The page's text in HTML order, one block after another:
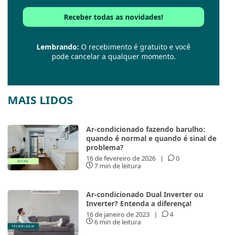
Lembrando: O recebimento é gratuito e você
pode cancelar a qualquer momento.
MAIS LIDOS
Ar-condicionado fazendo barulho:
quando é normal e quando é sinal de
problema?
16 de fevereiro de 2026 |
0
7 min de leitura
Ar-condicionado Dual Inverter ou
Inverter? Entenda a diferença!
16 de janeiro de 2023 |
4
6 min de leitura